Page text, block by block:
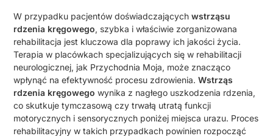
W przypadku pacjentów doświadczającychwstrząsu
rdzenia kręgowego, szybka i właściwie zorganizowana
rehabilitacja jest kluczowa dla poprawy ich jakości życia.
Terapia w placówkach specjalizujących się w rehabilitacji
neurologicznej, jak Przychodnia Moja, może znacząco
wpłynąć na efektywność procesu zdrowienia.Wstrząs
rdzenia kręgowego wynika z nagłego uszkodzenia rdzenia,
co skutkuje tymczasową czy trwałą utratą funkcji
motorycznych i sensorycznych poniżej miejsca urazu. Proces
rehabilitacyjny w takich przypadkach powinien rozpocząć